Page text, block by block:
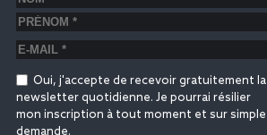
Oui, j'accepte de recevoir gratuitement la
newsletter quotidienne. Je pourrai résilier
mon inscription à tout moment et sur simple
demande.